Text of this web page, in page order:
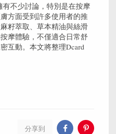
不少討論，特別是在按摩
方面受到許多使用者的推
籽萃取、草本精油與絲滑
摩體驗，不僅適合日常舒
互動。本文將整理Dcard
分享到